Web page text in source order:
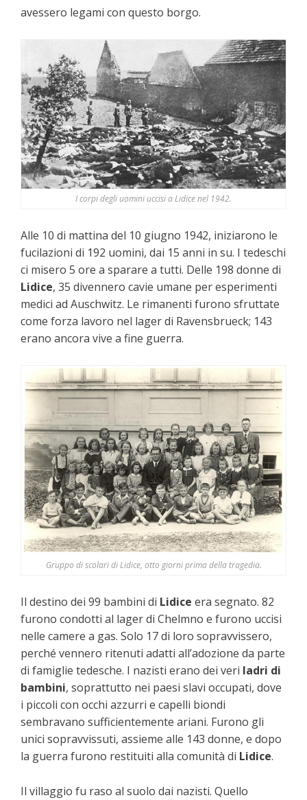
avessero legami con questo borgo.
I corpi degli uomini uccisi a Lidice nel 1942.
Alle 10 di mattina del 10 giugno 1942, iniziarono le
fucilazioni di 192 uomini, dai 15 anni in su. I tedeschi
ci misero 5 ore a sparare a tutti. Delle 198 donne di
Lidice, 35 divennero cavie umane per esperimenti
medici ad Auschwitz. Le rimanenti furono sfruttate
come forza lavoro nel lager di Ravensbrueck; 143
erano ancora vive a fine guerra.
Gruppo di scolari di Lidice, otto giorni prima della tragedia.
Il destino dei 99 bambini di Lidice era segnato. 82
furono condotti al lager di Chelmno e furono uccisi
nelle camere a gas. Solo 17 di loro sopravvissero,
perché vennero ritenuti adatti all’adozione da parte
di famiglie tedesche. I nazisti erano dei veri ladri di
bambini, soprattutto nei paesi slavi occupati, dove
i piccoli con occhi azzurri e capelli biondi
sembravano sufficientemente ariani. Furono gli
unici sopravvissuti, assieme alle 143 donne, e dopo
la guerra furono restituiti alla comunità di Lidice.
Il villaggio fu raso al suolo dai nazisti. Quello